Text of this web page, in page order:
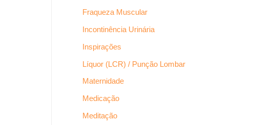
Fraqueza Muscular
Incontinência Urinária
Inspirações
Líquor (LCR) / Punção Lombar
Maternidade
Medicação
Meditação